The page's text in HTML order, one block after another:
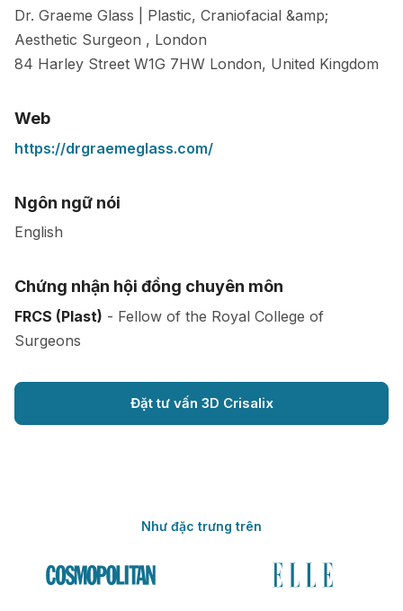
Dr. Graeme Glass | Plastic, Craniofacial &amp;
Aesthetic Surgeon , London
84 Harley Street W1G 7HW London, United Kingdom
Web
https://drgraemeglass.com/
Ngôn ngữ nói
English
Chứng nhận hội đồng chuyên môn
FRCS (Plast) - Fellow of the Royal College of
Surgeons
Đặt tư vấn 3D Crisalix
Như đặc trưng trên